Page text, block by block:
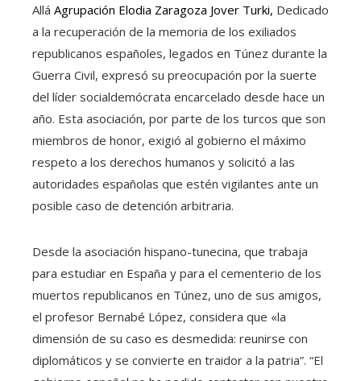
Allá Agrupación Elodia Zaragoza Jover Turki, Dedicado
a la recuperación de la memoria de los exiliados
republicanos españoles, legados en Túnez durante la
Guerra Civil, expresó su preocupación por la suerte
del líder socialdemócrata encarcelado desde hace un
año. Esta asociación, por parte de los turcos que son
miembros de honor, exigió al gobierno el máximo
respeto a los derechos humanos y solicitó a las
autoridades españolas que estén vigilantes ante un
posible caso de detención arbitraria.
Desde la asociación hispano-tunecina, que trabaja
para estudiar en España y para el cementerio de los
muertos republicanos en Túnez, uno de sus amigos,
el profesor Bernabé López, considera que «la
dimensión de su caso es desmedida: reunirse con
diplomáticos y se convierte en traidor a la patria”. “El